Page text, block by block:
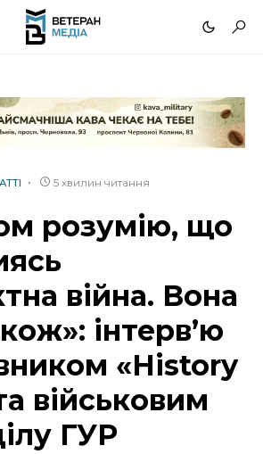
5 хвилин читання
розумію, що
війна. Вона
інтерв’ю
«History
військовим
ГУР